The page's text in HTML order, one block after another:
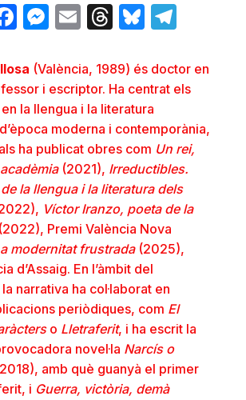
Facebook
Messenger
EmailThreads
Bluesky
(València, 1989) és doctor en
i escriptor. Ha centrat els
la llengua i la literatura
moderna i contemporània,
ha publicat obres com Un rei,
(2021), Irreductibles.
la llengua i la literatura dels
Víctor Iranzo, poeta de la
Premi València Nova
modernitat frustrada(2025),
d’Assaig. En l’àmbit del
narrativa ha col·laborat en
periòdiques, com El
o Lletraferit, i ha escrit la
novel·la Narcís o
amb què guanyà el primer
i Guerra, victòria, demà